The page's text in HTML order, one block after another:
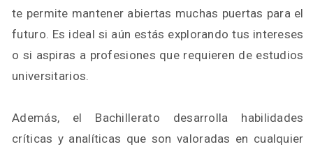
te permite mantener abiertas muchas puertas para el
futuro. Es ideal si aún estás explorando tus intereses
o si aspiras a profesiones que requieren de estudios
universitarios.
Además, el Bachillerato desarrolla habilidades
críticas y analíticas que son valoradas en cualquier